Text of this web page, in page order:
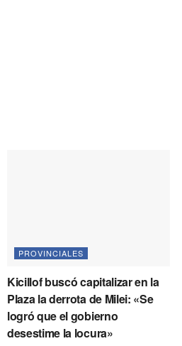
PROVINCIALES
Kicillof buscó capitalizar en la
Plaza la derrota de Milei: «Se
logró que el gobierno
desestime la locura»